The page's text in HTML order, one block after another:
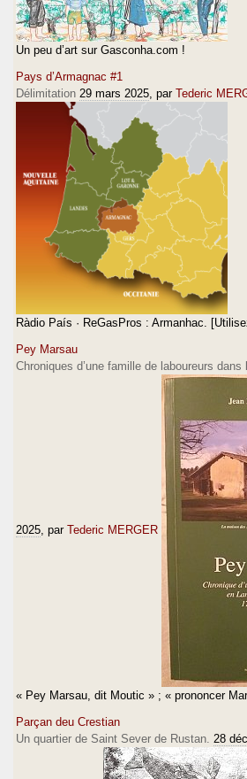
Un peu d’art sur Gasconha.com !
Pays d’Armagnac #1
Délimitation 29 mars 2025 , par Tederic
Ràdio País · ReGasPros : Armanhac.
Pey Marsau
Chroniques d’une famille de laboureurs
2025 , par Tederic MERGER
« Pey Marsau, dit Moutic » ; « prononcer
Parçan deu Crestian
Un quartier de Saint Sever de Rustan. 28